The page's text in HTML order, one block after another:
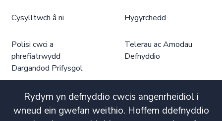
Rydym yn defnyddio cwcis angenrheidiol i
wneud ein gwefan weithio. Hoffem ddefnyddio
Cysylltwch â ni Hygyrchedd
Polisi cwci a
phrefiatrwydd
Dargandod Prifysgol
Telerau ac Amodau
Defnyddio